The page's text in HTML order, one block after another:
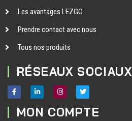
Les avantages LEZGO
Prendre contact avec nous
Tous nos produits
RÉSEAUX SOCIAUX
MON COMPTE